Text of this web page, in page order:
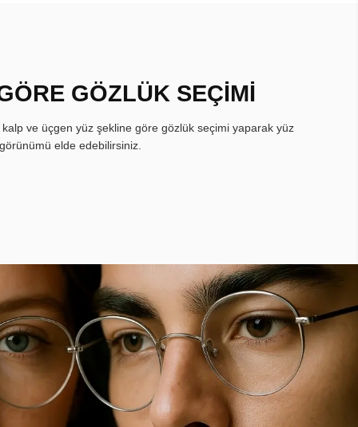
GÖZLÜK SEÇİMİ
ve üçgen yüz şekline göre gözlük seçimi yaparak yüz
elde edebilirsiniz.